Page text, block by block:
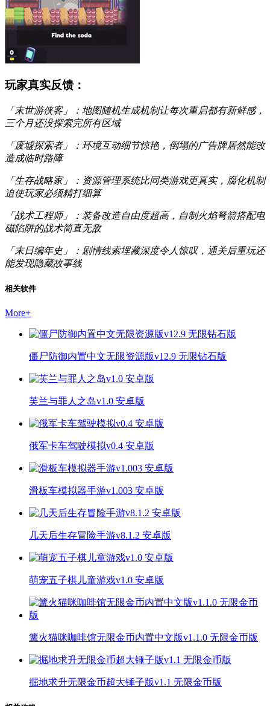
玩家真实反馈：
「末世游侠客」：地图随机生成机制让每次重启都有新鲜感，
三个月还没探索完所有区域
「废墟探索者」：环境互动细节惊艳，倒塌的广告牌居然能改
造成临时路障
「生存战略家」：资源管理系统比同类游戏更真实，腐化机制
迫使玩家必须精打细算
「战术工程师」：装备改造自由度超高，自制火焰弩箭搭配电
磁陷阱的战术简直无敌
「末日编年史」：剧情线索埋藏深度令人惊叹，通关后重玩还
能发现隐藏故事线
相关软件
More+
僵尸防御内置中文无限资源版v12.9 无限钻石版
芙兰与罪人之岛v1.0 安卓版
俄军卡车驾驶模拟v0.4 安卓版
滑板车模拟器手游v1.003 安卓版
几天后生存冒险手游v8.1.2 安卓版
萌宠五子棋儿童游戏v1.0 安卓版
篝火猫咪咖啡馆无限金币内置中文版v1.1.0 无限金币版
掘地求升无限金币超大锤子版v1.1 无限金币版